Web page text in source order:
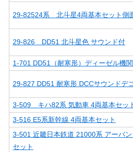
29-82524系 北斗星4両基本セット側
29-826 DD51 北斗星色 サウンド付
1-701 DD51（耐寒形）ディーゼル機
29-827 DD51 耐寒形 DCCサウンドデ
3-509 キハ82系 気動車 4両基本セッ
3-516 E5系新幹線 4両基本セット
3-501 近畿日本鉄道 21000系 アーバ
セット